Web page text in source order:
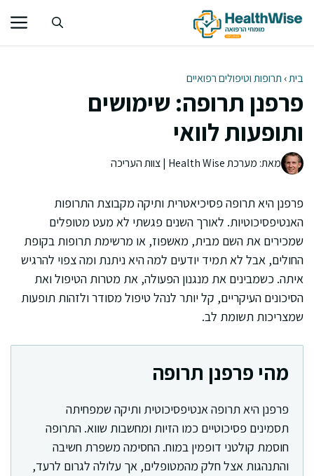
לתוכן
בית› תרופות וטיפולים רפואיים
פרפנן תרופה: שימושים
ותופעות לוואי
מאת: מערכת Health Wise | צוות העריכה
פרפנן היא תרופה פסיכיאטרית ותיקה מקבוצת התרופות
האנטיפסיכוטיות. לאורך השנים פגשתי לא מעט מטופלים
שמכירים את השם מבית, מאשפוז, או מרשימת תרופות בקופת
החולים, אבל לא תמיד יודעים למה היא ניתנת ומה צפוי להרגיש
איתה. כשמבינים את מנגנון הפעולה, את מטרות הטיפול ואת
הסיכונים העיקריים, קל יותר לנהל טיפול מסודר ולזהות תופעות
שמצריכות תשומת לב.
מהי פרפנן תרופה
פרפנן היא תרופה אנטיפסיכוטית ותיקה שמפחיתה
תסמינים פסיכוטיים כמו הזיות ומחשבות שווא. התרופה
חוסמת קולטני דופמין במוח. החסימה משפרת חשיבה
והתנהגות אצל חלק מהמטופלים, אך עלולה לגרום לרעד,